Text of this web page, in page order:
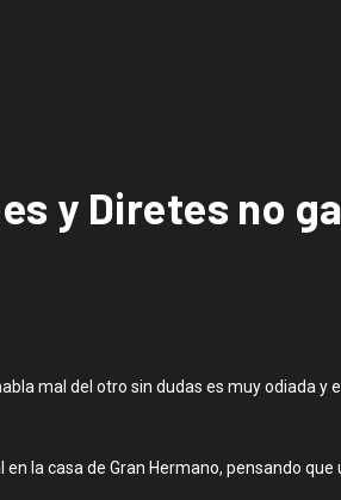
y Diretes no
mal del otro sin dudas es muy odiada
la casa de Gran Hermano, pensando